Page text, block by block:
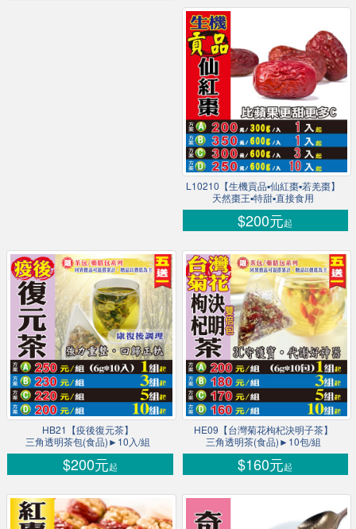
L10210【生機貢品▪仙紅棗▪若羌棗】
天然棗王▪特甜▪直接食用
$200元起
HB21【疫後復元茶】
三角透明茶包(食品)►10入/組
$200元起
HE09【台灣菊花枸杞決明子茶】
三角透明茶(食品)►10包/組
$160元起